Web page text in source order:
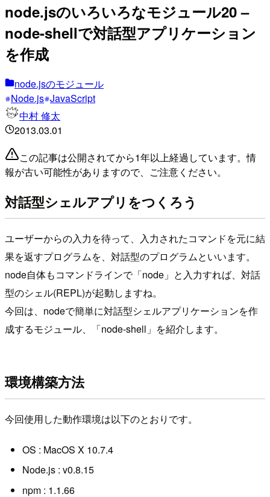
node.jsのいろいろなモジュール20 –
node-shellで対話型アプリケーション
を作成
node.jsのモジュール
Node.js JavaScript
中村 修太
2013.03.01
この記事は公開されてから1年以上経過しています。情
報が古い可能性がありますので、ご注意ください。
対話型シェルアプリをつくろう
ユーザーからの入力を待って、入力されたコマンドを元に結
果を返すプログラムを、対話型のプログラムといいます。
node自体もコマンドラインで「node」と入力すれば、対話
型のシェル(REPL)が起動しますね。
今回は、nodeで簡単に対話型シェルアプリケーションを作
成するモジュール、「node-shell」を紹介します。
環境構築方法
今回使用した動作環境は以下のとおりです。
OS : MacOS X 10.7.4
Node.js : v0.8.15
npm : 1.1.66